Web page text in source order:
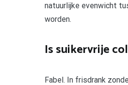
natuurlijke evenwicht
worden.
Is suikervrije
Fabel. In frisdrank